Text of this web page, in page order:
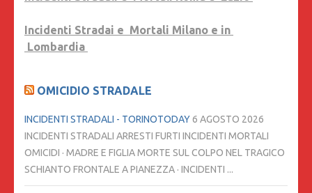
Incidenti Stradai e Mortali Milano e in
Lombardia
OMICIDIO STRADALE
INCIDENTI STRADALI - TORINOTODAY6 AGOSTO 2026
INCIDENTI STRADALI ARRESTI FURTI INCIDENTI MORTALI
OMICIDI · MADRE E FIGLIA MORTE SUL COLPO NEL TRAGICO
SCHIANTO FRONTALE A PIANEZZA · INCIDENTI ...